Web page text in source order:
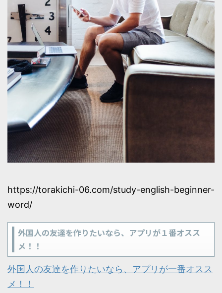
https://torakichi-06.com/study-english-beginner-
word/
外国人の友達を作りたいなら、アプリが１番オスス
メ！！
外国人の友達を作りたいなら、アプリが一番オスス
メ！！